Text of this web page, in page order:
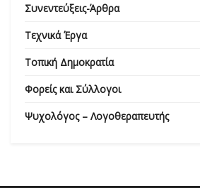
Συνεντεύξεις-Άρθρα
Τεχνικά Έργα
Τοπική Δημοκρατία
Φορείς και Σύλλογοι
Ψυχολόγος – Λογοθεραπευτής